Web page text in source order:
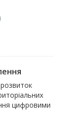
цифровими